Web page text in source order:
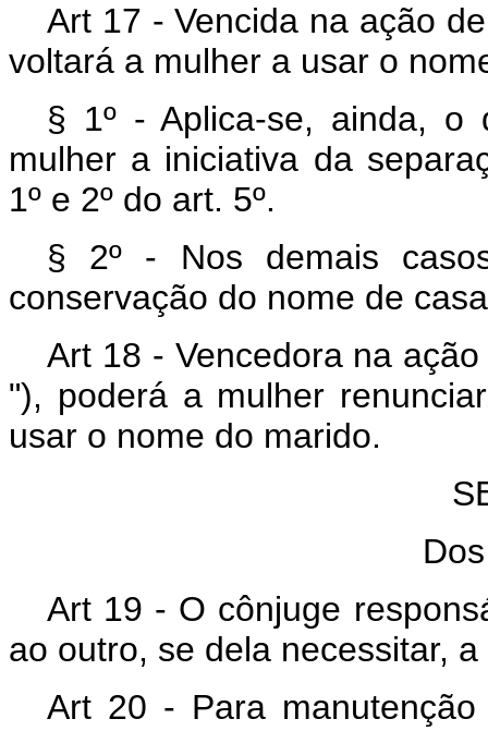
Art 17 - Vencida na ação
voltará a mulher a usar o
§ 1º - Aplica-se, ainda, o
mulher a iniciativa da
1º e 2º do art. 5º.
§ 2º - Nos demais
conservação do nome de
Art 18 - Vencedora na
"), poderá a mulher
usar o nome do marido.
Art 19 - O cônjuge
ao outro, se dela necessitar,
Art 20 - Para